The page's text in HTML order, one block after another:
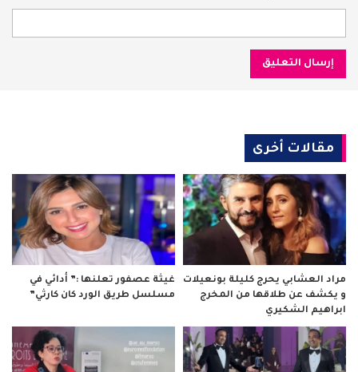
مقالات أخرى
مراد العشابي يحرج كليلة بونعيلات
و يكشف عن طلاقها من المخرج
ابراهيم الشكيري
غيثة عصفور تعلنها :” أدائي في
مسلسل طريق الورد كان كارثي”